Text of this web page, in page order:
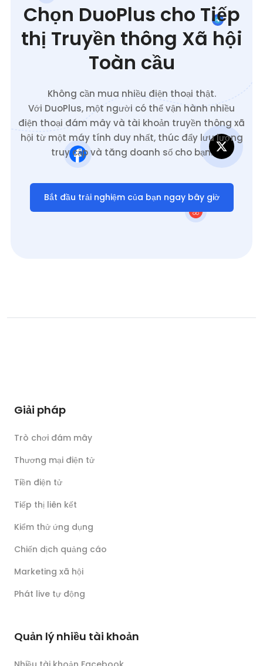
Chọn DuoPlus cho Tiếp
thị Truyền thông Xã hội
Toàn cầu
Không cần mua nhiều điện thoại thật.
Với DuoPlus, một người có thể vận hành nhiều
điện thoại đám mây và tài khoản truyền thông xã
hội từ một máy tính duy nhất, thúc đẩy lưu lượng
truy cập và tăng doanh số cho bạn.
Bắt đầu trải nghiệm của bạn ngay bây giờ
Giải pháp
Trò chơi đám mây
Thương mại điện tử
Tiền điện tử
Tiếp thị liên kết
Kiểm thử ứng dụng
Chiến dịch quảng cáo
Marketing xã hội
Phát live tự động
Quản lý nhiều tài khoản